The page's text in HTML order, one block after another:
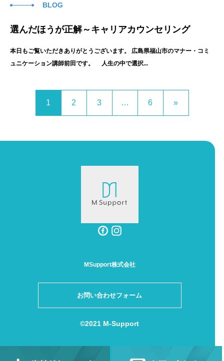
BLOG
選んだほうが正解～キャリアカウンセリング
本日もご覧いただきありがとうございます。 広島県福山市のマナー・コミ
ュニケーション講師前田です。 人生の中で選択...
1 2 3 … 6 »
MSupport株式会社
お問い合わせフォーム
©2021 M-Support